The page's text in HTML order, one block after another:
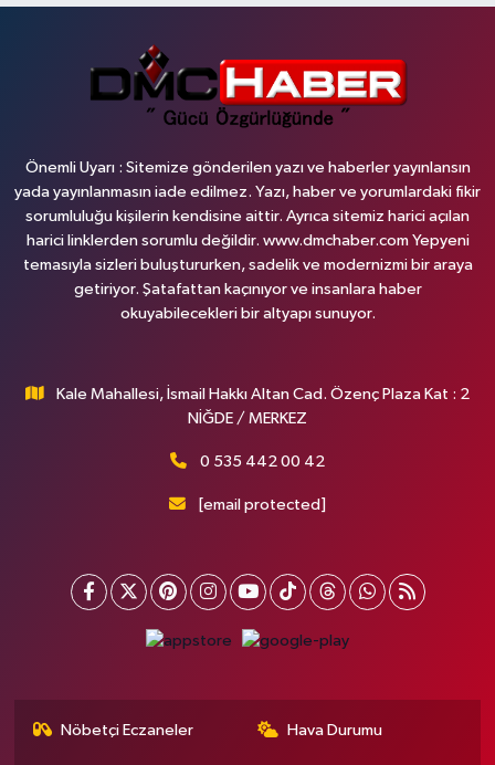
Önemli Uyarı : Sitemize gönderilen yazı ve haberler yayınlansın
yada yayınlanmasın iade edilmez. Yazı, haber ve yorumlardaki fikir
sorumluluğu kişilerin kendisine aittir. Ayrıca sitemiz harici açılan
harici linklerden sorumlu değildir. www.dmchaber.com Yepyeni
temasıyla sizleri buluştururken, sadelik ve modernizmi bir araya
getiriyor. Şatafattan kaçınıyor ve insanlara haber
okuyabilecekleri bir altyapı sunuyor.
Kale Mahallesi, İsmail Hakkı Altan Cad. Özenç Plaza Kat : 2
NİĞDE / MERKEZ
0 535 442 00 42
[email protected]
Nöbetçi Eczaneler Hava Durumu